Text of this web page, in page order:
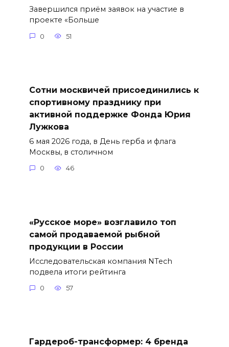
Завершился приём заявок на участие в
проекте «Больше
0 51
Сотни москвичей присоединились к
спортивному празднику при
активной поддержке Фонда Юрия
Лужкова
6 мая 2026 года, в День герба и флага
Москвы, в столичном
0 46
«Русское море» возглавило топ
самой продаваемой рыбной
продукции в России
Исследовательская компания NTech
подвела итоги рейтинга
0 57
Гардероб-трансформер: 4 бренда